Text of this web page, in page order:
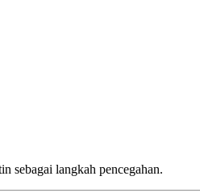
sebagai langkah pencegahan.